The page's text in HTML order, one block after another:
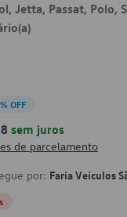
Jetta, Passat, Polo,
OFF
sem juros
de parcelamento
por: Faria Veículos